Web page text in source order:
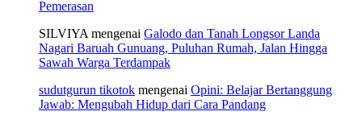
Pemerasan
SILVIYAmengenai Galodo dan Tanah Longsor Landa
Nagari Baruah Gunuang, Puluhan Rumah, Jalan Hingga
Sawah Warga Terdampak
sudutgurun tikotok mengenai Opini: Belajar Bertanggung
Jawab: Mengubah Hidup dari Cara Pandang